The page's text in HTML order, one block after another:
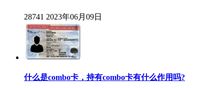
28741 2023年06月09日
什么是combo卡，持有combo卡有什么作用吗?